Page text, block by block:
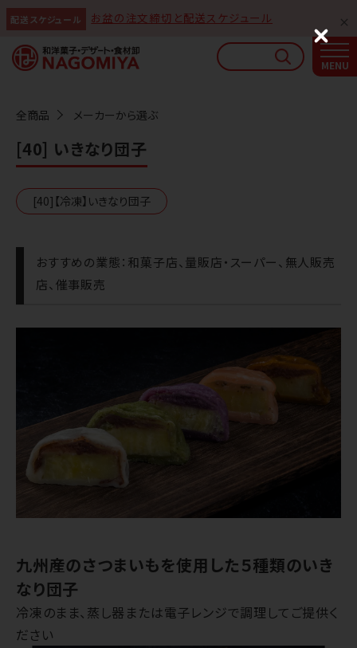
配送スケジュール お盆の注文締切と配送スケジュール
全商品 メーカーから選ぶ
[40] いきなり団子
[40]【冷凍】いきなり団子
おすすめの業態：和菓子店、量販店・スーパー、無人販売
店、催事販売
九州産のさつまいもを使用した５種類のいき
なり団子
冷凍のまま、蒸し器または電子レンジで調理してご提供く
ださい
なごみやAIガイド
AIがなごみやの使い方をお答えします
C
l
o